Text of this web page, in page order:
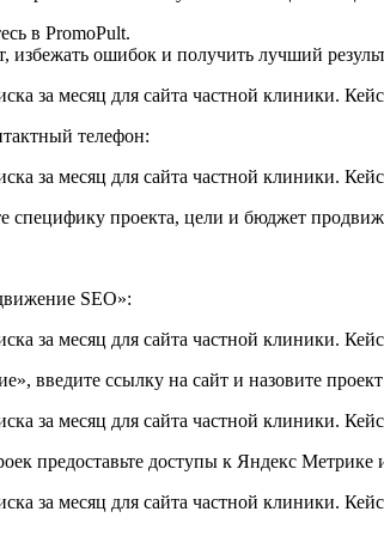
в PromoPult.
избежать ошибок и получить лучший
телефон:
специфику проекта, цели и бюджет
SEO»:
введите ссылку на сайт и назовите
предоставьте доступы к Яндекс Метрике